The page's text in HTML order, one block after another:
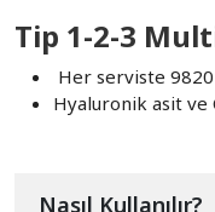
Tip 1-2-3
Her serviste 9820
Hyaluronik asit ve
Nasıl Kullanılır?